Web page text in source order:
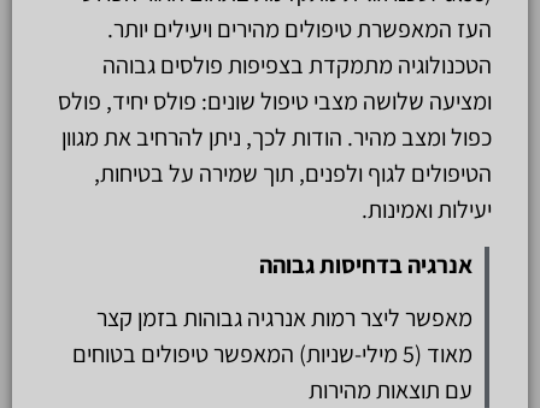
העז המאפשרת טיפולים מהירים ויעילים יותר.
הטכנולוגיה מתמקדת בצפיפות פולסים גבוהה
ומציעה שלושה מצבי טיפול שונים: פולס יחיד, פולס
כפול ומצב מהיר. הודות לכך, ניתן להרחיב את מגוון
הטיפולים לגוף ולפנים, תוך שמירה על בטיחות,
יעילות ואמינות.
אנרגיה בדחיסות גבוהה
מאפשר ליצר רמות אנרגיה גבוהות בזמן קצר
מאוד (5 מילי-שניות) המאפשר טיפולים בטוחים
עם תוצאות מהירות